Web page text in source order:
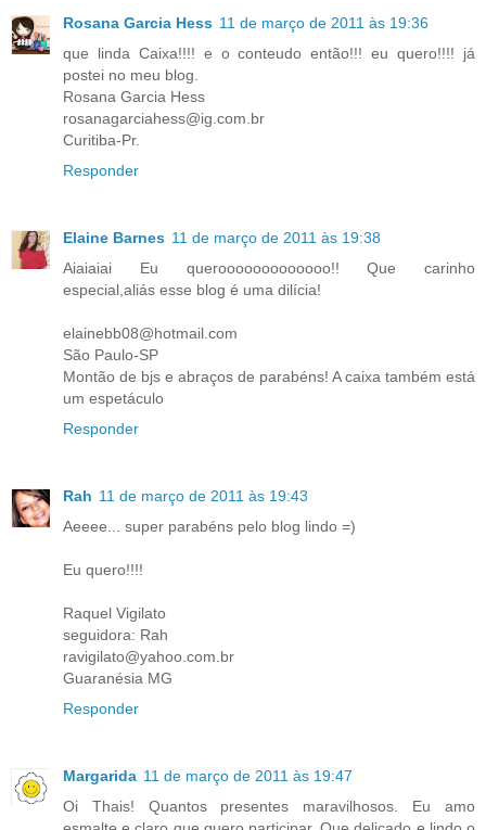
Rosana Garcia Hess 11 de março de 2011 às 19:36
que linda Caixa!!!! e o conteudo então!!! eu quero!!!! já
postei no meu blog.
Rosana Garcia Hess
rosanagarciahess@ig.com.br
Curitiba-Pr.
Responder
Elaine Barnes 11 de março de 2011 às 19:38
Aiaiaiai Eu querooooooooooooo!! Que carinho
especial,aliás esse blog é uma dilícia!
elainebb08@hotmail.com
São Paulo-SP
Montão de bjs e abraços de parabéns! A caixa também está
um espetáculo
Responder
Rah 11 de março de 2011 às 19:43
Aeeee... super parabéns pelo blog lindo =)
Eu quero!!!!
Raquel Vigilato
seguidora: Rah
ravigilato@yahoo.com.br
Guaranésia MG
Responder
Margarida 11 de março de 2011 às 19:47
Oi Thais! Quantos presentes maravilhosos. Eu amo